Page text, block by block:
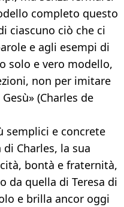
completo questo
ciascuno ciò che ci
e agli esempi di
solo e vero modello,
non per imitare
(Charles de
semplici e concrete
Charles, la sua
bontà e fraternità,
da quella di Teresa di
e brilla ancor oggi